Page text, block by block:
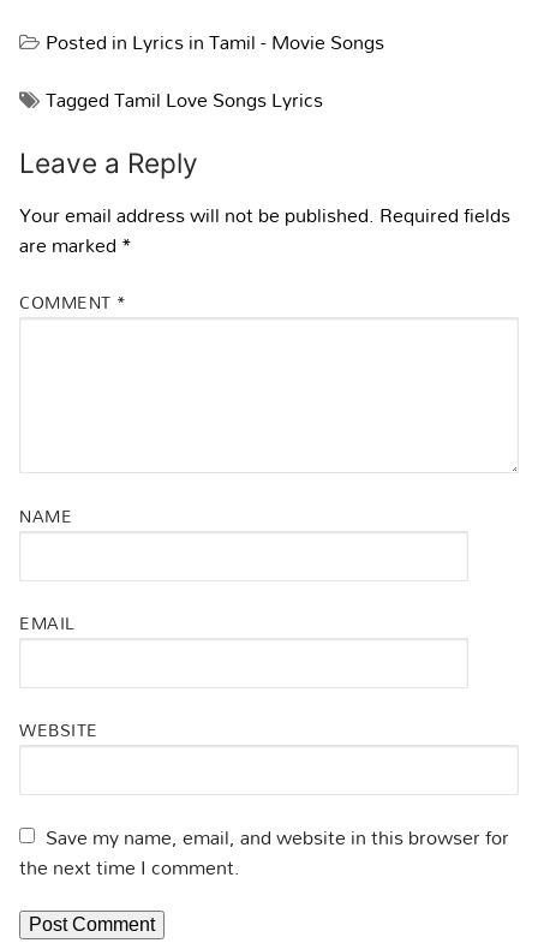
Posted inLyrics in Tamil - Movie Songs
TaggedTamil Love Songs Lyrics
Leave a Reply
Your email address will not be published. Required fields
are marked*
COMMENT *
NAME
EMAIL
WEBSITE
Save my name, email, and website in this browser for
the next time I comment.